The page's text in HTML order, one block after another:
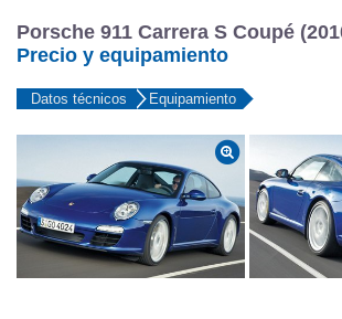
Porsche 911 Carrera S Coupé
Precio y equipamiento
Datos técnicos Equipamiento